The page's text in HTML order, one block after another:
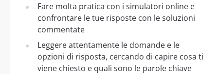
Fare molta pratica con i simulatori online e
confrontare le tue risposte con le soluzioni
commentate
Leggere attentamente le domande e le
opzioni di risposta, cercando di capire cosa ti
viene chiesto e quali sono le parole chiave